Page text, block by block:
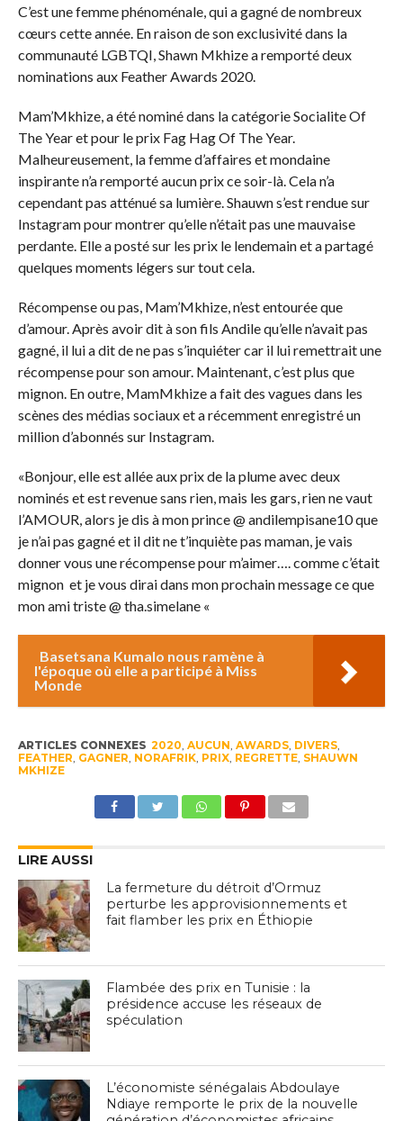
C’est une femme phénoménale, qui a gagné de nombreux
cœurs cette année. En raison de son exclusivité dans la
communauté LGBTQI, Shawn Mkhize a remporté deux
nominations aux Feather Awards 2020.
Mam’Mkhize, a été nominé dans la catégorie Socialite Of
The Year et pour le prix Fag Hag Of The Year.
Malheureusement, la femme d’affaires et mondaine
inspirante n’a remporté aucun prix ce soir-là. Cela n’a
cependant pas atténué sa lumière. Shauwn s’est rendue sur
Instagram pour montrer qu’elle n’était pas une mauvaise
perdante. Elle a posté sur les prix le lendemain et a partagé
quelques moments légers sur tout cela.
Récompense ou pas, Mam’Mkhize, n’est entourée que
d’amour. Après avoir dit à son fils Andile qu’elle n’avait pas
gagné, il lui a dit de ne pas s’inquiéter car il lui remettrait une
récompense pour son amour. Maintenant, c’est plus que
mignon. En outre, MamMkhize a fait des vagues dans les
scènes des médias sociaux et a récemment enregistré un
million d’abonnés sur Instagram.
«Bonjour, elle est allée aux prix de la plume avec deux
nominés et est revenue sans rien, mais les gars, rien ne vaut
l’AMOUR, alors je dis à mon prince @ andilempisane10 que
je n’ai pas gagné et il dit ne t’inquiète pas maman, je vais
donner vous une récompense pour m’aimer…. comme c’était
mignon et je vous dirai dans mon prochain message ce que
mon ami triste @ tha.simelane «
Basetsana Kumalo nous ramène à
l'époque où elle a participé à Miss
Monde
ARTICLES CONNEXES 2020, AUCUN, AWARDS, DIVERS,
FEATHER, GAGNER, NORAFRIK, PRIX, REGRETTE, SHAUWN
MKHIZE
LIRE AUSSI
La fermeture du détroit d’Ormuz
perturbe les approvisionnements et
fait flamber les prix en Éthiopie
Flambée des prix en Tunisie : la
présidence accuse les réseaux de
spéculation
L’économiste sénégalais Abdoulaye
Ndiaye remporte le prix de la nouvelle